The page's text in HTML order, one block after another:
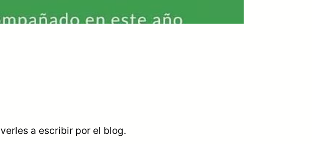
a escribir por el blog.